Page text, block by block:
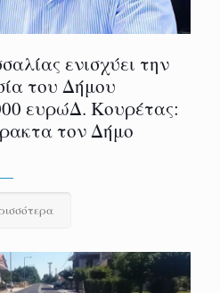
ενισχύει την
του Δήμου
ευρώΔ. Κουρέτας:
τον Δήμο